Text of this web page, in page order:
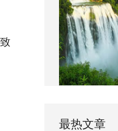
最热文章